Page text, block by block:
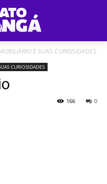
E SUAS CURIOSIDADES
CURIOSIDADES
0
166